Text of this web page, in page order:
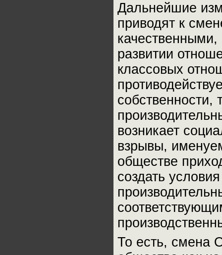
Дальнейшие
приводят к
развитии
классовых
собственности,
возникает
взрывы,
обществе
создать
То есть, смена